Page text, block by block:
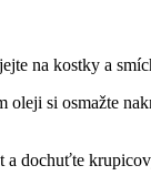
na kostky a
oleji si osmažte
a dochuťte